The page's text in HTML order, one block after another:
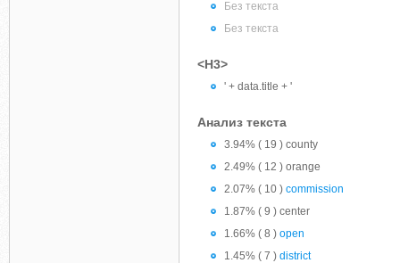
Без текста
Без текста
<H3>
' + data.title + '
Анализ текста
3.94% ( 19 ) county
2.49% ( 12 ) orange
2.07% ( 10 ) commission
1.87% ( 9 ) center
1.66% ( 8 ) open
1.45% ( 7 ) district